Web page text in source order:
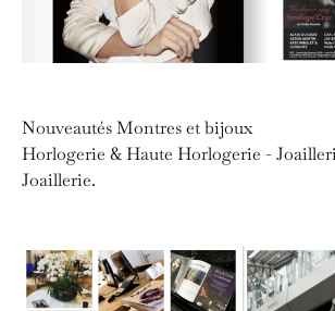
Nouveautés Montres et bijoux
Horlogerie & Haute Horlogerie -
Joaillerie.